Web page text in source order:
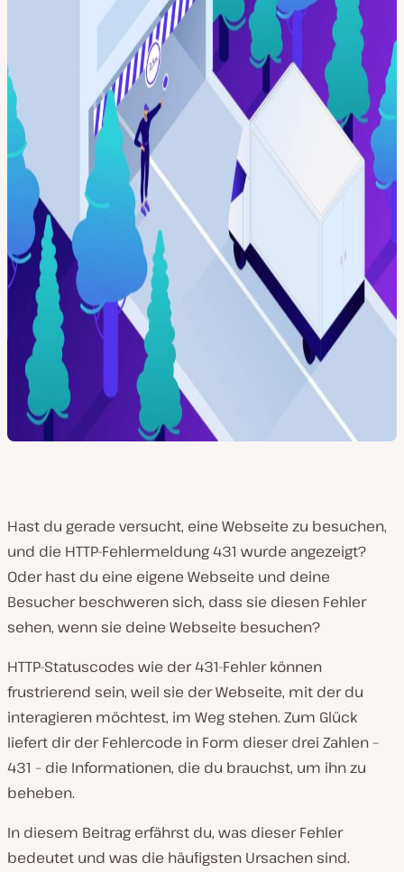
Hast du gerade versucht, eine Webseite zu besuchen,
und die HTTP-Fehlermeldung 431 wurde angezeigt?
Oder hast du eine eigene Webseite und deine
Besucher beschweren sich, dass sie diesen Fehler
sehen, wenn sie deine Webseite besuchen?
HTTP-Statuscodes wie der 431-Fehler können
frustrierend sein, weil sie der Webseite, mit der du
interagieren möchtest, im Weg stehen. Zum Glück
liefert dir der Fehlercode in Form dieser drei Zahlen –
431 – die Informationen, die du brauchst, um ihn zu
beheben.
In diesem Beitrag erfährst du, was dieser Fehler
bedeutet und was die häufigsten Ursachen sind.